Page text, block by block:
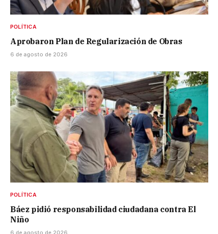
POLÍTICA
Aprobaron Plan de Regularización de Obras
6 de agosto de 2026
POLÍTICA
Báez pidió responsabilidad ciudadana contra El
Niño
6 de agosto de 2026